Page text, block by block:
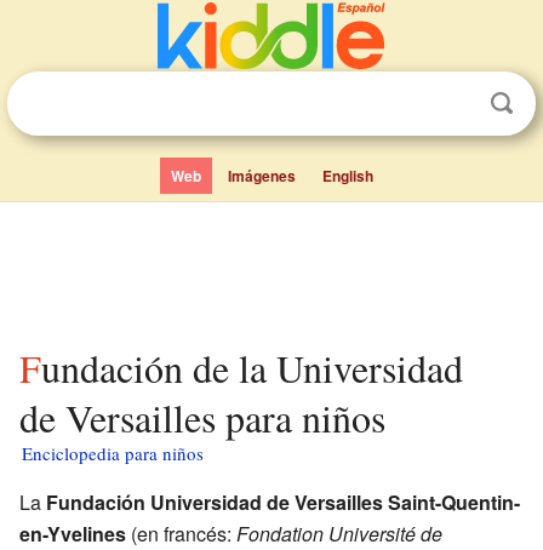
Web Imágenes English
Fundación de la Universidad
de Versailles para niños
Enciclopedia para niños
La Fundación Universidad de Versailles Saint-Quentin-
en-Yvelines (en francés: Fondation Université de